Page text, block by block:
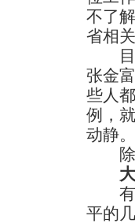
不了
省相
目前
张金
些人
例，
动静。
除非
有种
平的